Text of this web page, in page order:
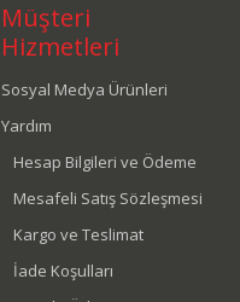
Müşteri
Hizmetleri
Sosyal Medya Ürünleri
Yardım
Hesap Bilgileri ve Ödeme
Mesafeli Satış Sözleşmesi
Kargo ve Teslimat
İade Koşulları